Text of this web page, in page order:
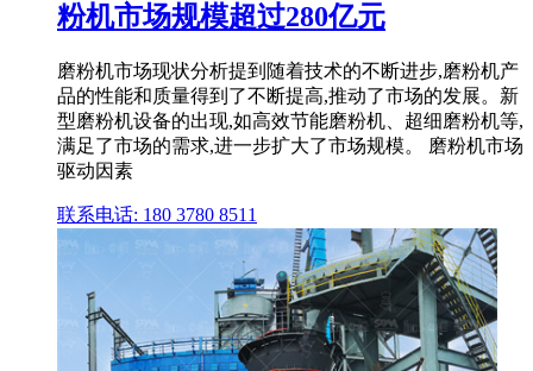
粉机市场规模超过280亿元
磨粉机市场现状分析提到随着技术的不断进步,磨粉机产
品的性能和质量得到了不断提高,推动了市场的发展。新
型磨粉机设备的出现,如高效节能磨粉机、超细磨粉机等,
满足了市场的需求,进一步扩大了市场规模。 磨粉机市场
驱动因素
联系电话: 180 3780 8511